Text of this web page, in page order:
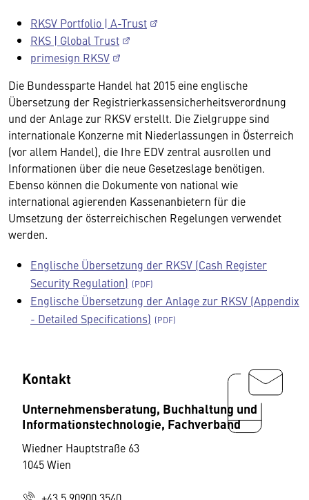
RKSV Portfolio | A-Trust
RKS | Global Trust
primesign RKSV
Die Bundessparte Handel hat 2015 eine englische
Übersetzung der Registrierkassensicherheitsverordnung
und der Anlage zur RKSV erstellt. Die Zielgruppe sind
internationale Konzerne mit Niederlassungen in Österreich
(vor allem Handel), die Ihre EDV zentral ausrollen und
Informationen über die neue Gesetzeslage benötigen.
Ebenso können die Dokumente von national wie
international agierenden Kassenanbietern für die
Umsetzung der österreichischen Regelungen verwendet
werden.
Englische Übersetzung der RKSV (Cash Register
Security Regulation)
Englische Übersetzung der Anlage zur RKSV (Appendix
- Detailed Specifications)
Kontakt
Unternehmensberatung, Buchhaltung und
Informationstechnologie, Fachverband
Wiedner Hauptstraße 63
1045 Wien